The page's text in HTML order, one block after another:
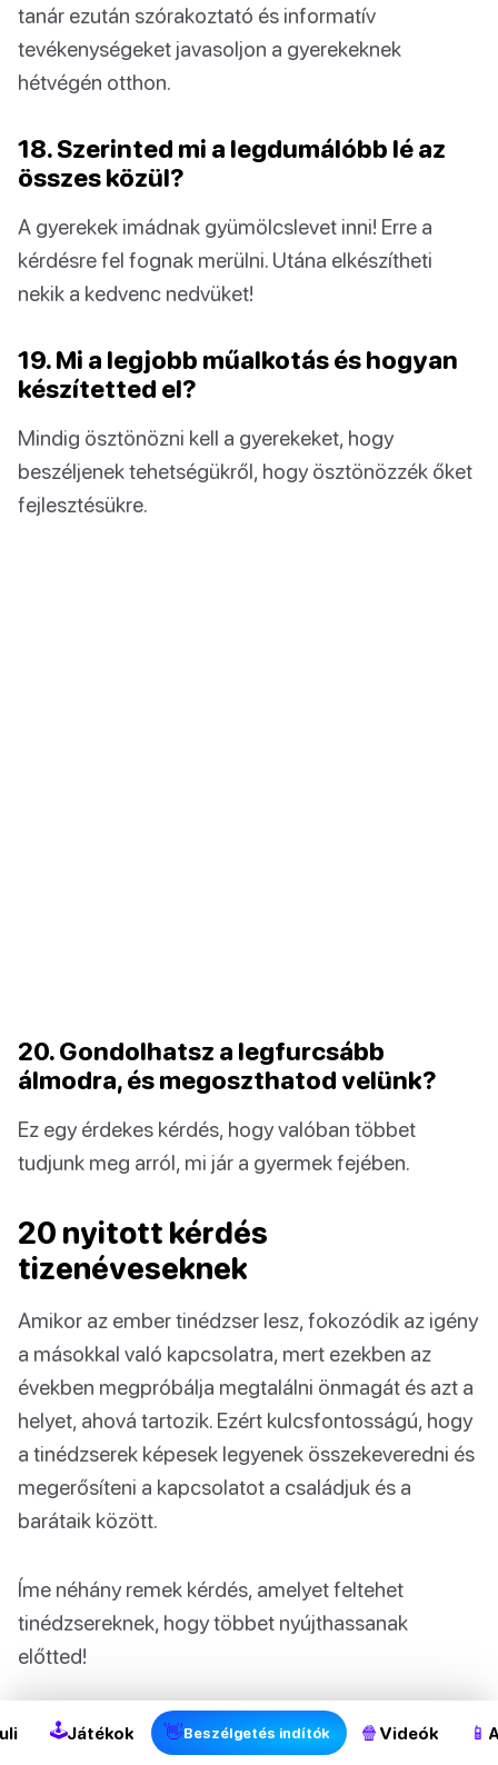
tanár ezután szórakoztató és informatív
tevékenységeket javasoljon a gyerekeknek
hétvégén otthon.
18. Szerinted mi a legdumálóbb lé az
összes közül?
A gyerekek imádnak gyümölcslevet inni! Erre a
kérdésre fel fognak merülni. Utána elkészítheti
nekik a kedvenc nedvüket!
19. Mi a legjobb műalkotás és hogyan
készítetted el?
Mindig ösztönözni kell a gyerekeket, hogy
beszéljenek tehetségükről, hogy ösztönözzék őket
fejlesztésükre.
20. Gondolhatsz a legfurcsább
álmodra, és megoszthatod velünk?
Ez egy érdekes kérdés, hogy valóban többet
tudjunk meg arról, mi jár a gyermek fejében.
20 nyitott kérdés
tizenéveseknek
Amikor az ember tinédzser lesz, fokozódik az igény
a másokkal való kapcsolatra, mert ezekben az
években megpróbálja megtalálni önmagát és azt a
helyet, ahová tartozik. Ezért kulcsfontosságú, hogy
a tinédzserek képesek legyenek összekeveredni és
megerősíteni a kapcsolatot a családjuk és a
barátaik között.
Íme néhány remek kérdés, amelyet feltehet
tinédzsereknek, hogy többet nyújthassanak
előtted!
Neked ajánljuk:Beszédtémák | 1000+
nagyszerű ötlet beszélgetésekhez
🕹Játékok 👋Beszélgetés indítók 🍿 Videók 📱